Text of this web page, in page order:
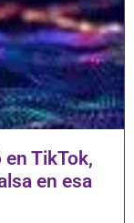
TikTok,
en esa